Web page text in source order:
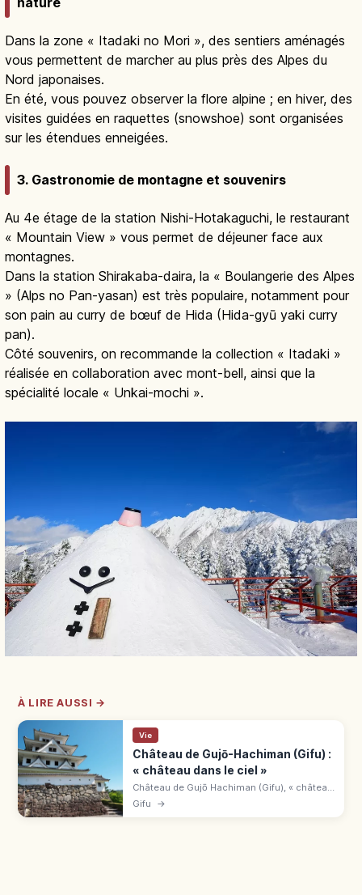
Dans la zone « Itadaki no Mori », des sentiers aménagés
vous permettent de marcher au plus près des Alpes du
Nord japonaises.
En été, vous pouvez observer la flore alpine ; en hiver, des
visites guidées en raquettes (snowshoe) sont organisées
sur les étendues enneigées.
3. Gastronomie de montagne et souvenirs
Au 4e étage de la station Nishi-Hotakaguchi, le restaurant
« Mountain View » vous permet de déjeuner face aux
montagnes.
Dans la station Shirakaba-daira, la « Boulangerie des Alpes
» (Alps no Pan-yasan) est très populaire, notamment pour
son pain au curry de bœuf de Hida (Hida-gyū yaki curry
pan).
Côté souvenirs, on recommande la collection « Itadaki »
réalisée en collaboration avec mont-bell, ainsi que la
spécialité locale « Unkai-mochi ».
À LIRE AUSSI →
Vie
Château de Gujō-Hachiman (Gifu) :
« château dans le ciel »
Château de Gujō Hachiman (Gifu), « château
dans le ciel » : donjon en bois de 1933,
Gifu →